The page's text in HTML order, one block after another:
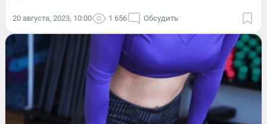
20 августа, 2023, 10:00 1 656 Обсудить